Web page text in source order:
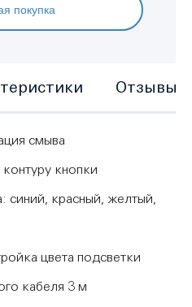
покупка
смыва
кнопки
синий, красный, желтый,
цвета подсветки
кабеля 3 м
Отзывы